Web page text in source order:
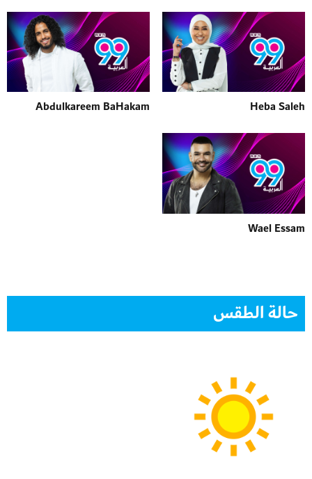
Heba Saleh
Abdulkareem BaHakam
Wael Essam
حالة الطقس